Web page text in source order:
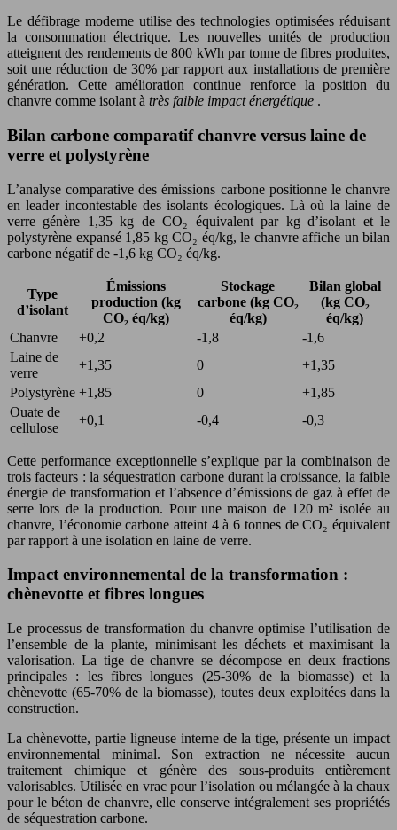
Le défibrage moderne utilise des technologies optimisées réduisant
la consommation électrique. Les nouvelles unités de production
atteignent des rendements de 800 kWh par tonne de fibres produites,
soit une réduction de 30% par rapport aux installations de première
génération. Cette amélioration continue renforce la position du
chanvre comme isolant à très faible impact énergétique .
Bilan carbone comparatif chanvre versus laine de
verre et polystyrène
L’analyse comparative des émissions carbone positionne le chanvre
en leader incontestable des isolants écologiques. Là où la laine de
verre génère 1,35 kg de CO₂ équivalent par kg d’isolant et le
polystyrène expansé 1,85 kg CO₂ éq/kg, le chanvre affiche un bilan
carbone négatif de -1,6 kg CO₂ éq/kg.
Type
d’isolant
Émissions
production (kg
CO₂ éq/kg)
Stockage
carbone (kg CO₂
éq/kg)
Bilan global
(kg CO₂
éq/kg)
Chanvre
+0,2 -1,8
-1,6
Laine de
verre
+1,35 0
+1,35
Polystyrène +1,85 0
+1,85
Ouate de
cellulose
+0,1 -0,4 -0,3
Cette performance exceptionnelle s’explique par la combinaison de
trois facteurs : la séquestration carbone durant la croissance, la faible
énergie de transformation et l’absence d’émissions de gaz à effet de
serre lors de la production. Pour une maison de 120 m² isolée au
chanvre, l’économie carbone atteint 4 à 6 tonnes de CO₂ équivalent
par rapport à une isolation en laine de verre.
Impact environnemental de la transformation :
chènevotte et fibres longues
Le processus de transformation du chanvre optimise l’utilisation de
l’ensemble de la plante, minimisant les déchets et maximisant la
valorisation. La tige de chanvre se décompose en deux fractions
principales : les fibres longues (25-30% de la biomasse) et la
chènevotte (65-70% de la biomasse), toutes deux exploitées dans la
construction.
La chènevotte, partie ligneuse interne de la tige, présente un impact
environnemental minimal. Son extraction ne nécessite aucun
traitement chimique et génère des sous-produits entièrement
valorisables. Utilisée en vrac pour l’isolation ou mélangée à la chaux
pour le béton de chanvre, elle conserve intégralement ses propriétés
de séquestration carbone.